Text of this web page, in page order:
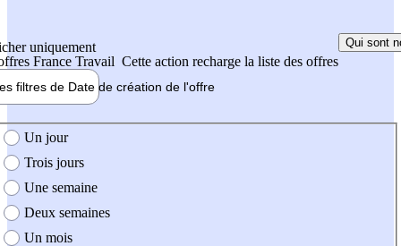
uniquement
France Travail Cette action recharge la liste des offres
Qui sont
filtres de Date de création de l'offre
création de l'offre
Un jour
Trois jours
Une semaine
Deux semaines
Un mois